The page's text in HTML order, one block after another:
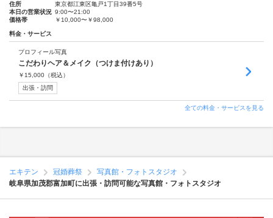
住所
東京都江東区亀戸1丁目39番5号
本日の営業状況 9:00〜21:00
価格帯
￥10,000〜￥98,000
料金・サービス
プロフィール写真
こだわりヘア＆メイク（つけま付けあり）
￥ 15,000 （税込）
出張・訪問
全ての料金・サービスを見る
エキテン 冠婚葬祭
写真館・フォトスタジオ
岐阜県加茂郡富加町に出張・訪問可能な写真館・フォトスタジオ